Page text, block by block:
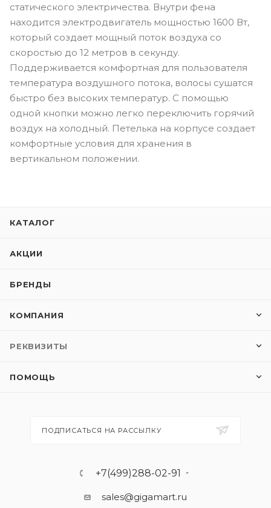
статического электричества. Внутри фена
находится электродвигатель мощностью 1600 Вт,
который создает мощный поток воздуха со
скоростью до 12 метров в секунду.
Поддерживается комфортная для пользователя
температура воздушного потока, волосы сушатся
быстро без высоких температур. С помощью
одной кнопки можно легко переключить горячий
воздух на холодный. Петелька на корпусе создает
комфортные условия для хранения в
вертикальном положении.
КАТАЛОГ
АКЦИИ
БРЕНДЫ
КОМПАНИЯ
РЕКВИЗИТЫ
ПОМОЩЬ
ПОДПИСАТЬСЯ НА РАССЫЛКУ
+7(499)288-02-91
sales@gigamart.ru